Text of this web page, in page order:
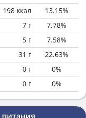
198 ккал 13.15%
7 г 7.78%
5 г 7.58%
31 г 22.63%
0 г 0%
0 г 0%